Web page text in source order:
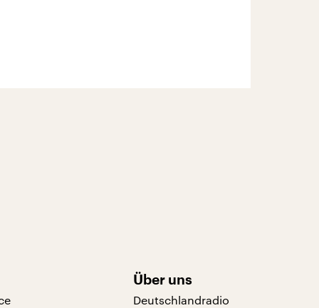
Über uns
Deutschlandradio